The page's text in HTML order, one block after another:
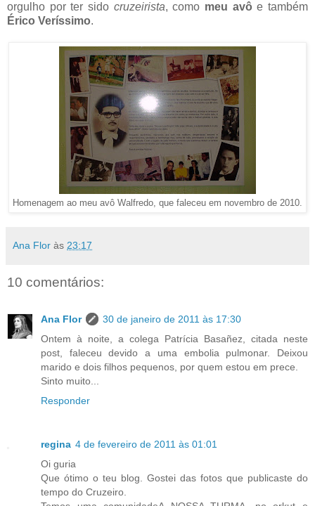
orgulho por ter sido cruzeirista, como meu avô e também
Érico Veríssimo.
Homenagem ao meu avô Walfredo, que faleceu em novembro de 2010.
Ana Flor às 23:17
10 comentários:
Ana Flor
30 de janeiro de 2011 às 17:30
Ontem à noite, a colega Patrícia Basañez, citada neste
post, faleceu devido a uma embolia pulmonar. Deixou
marido e dois filhos pequenos, por quem estou em prece.
Sinto muito...
Responder
regina 4 de fevereiro de 2011 às 01:01
Oi guria
Que ótimo o teu blog. Gostei das fotos que publicaste do
tempo do Cruzeiro.